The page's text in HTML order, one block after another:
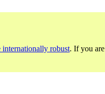
internationally robust. If you are